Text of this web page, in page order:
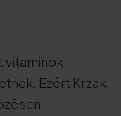
vitaminok
Ezért Krzak